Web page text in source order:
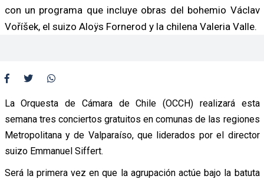
con un programa que incluye obras del bohemio Václav
Voříšek, el suizo Aloÿs Fornerod y la chilena Valeria Valle.
La Orquesta de Cámara de Chile (OCCH) realizará esta
semana tres conciertos gratuitos en comunas de las regiones
Metropolitana y de Valparaíso, que liderados por el director
suizo Emmanuel Siffert.
Será la primera vez en que la agrupación actúe bajo la batuta